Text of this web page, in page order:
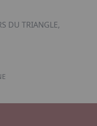
DU TRIANGLE,